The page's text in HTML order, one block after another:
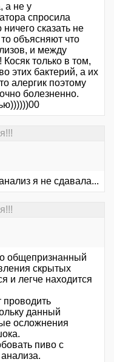
а не у
спросила
сказать не
объясняют что
и между
только в том,
этих бактерий, а их
алергик поэтому
болезненно.
я не сдавала...
общепризнанный
скрытых
и легче находится
проводить
данный
осложнения
пиво с